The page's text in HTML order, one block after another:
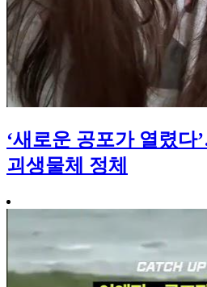
‘새로운 공포가 열렸
괴생물체 정체